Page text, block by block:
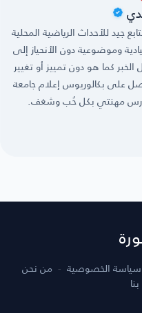
للأحداث الرياضية المحلية
وموضوعية دون الأنحياز إلى
كما هو دون تمييز أو تغيير
على بكالوريوس إعلام جامعة
سياسة الخصوصية
من نحن